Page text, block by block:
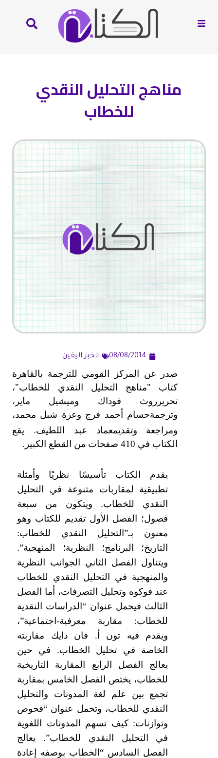
مناهج التحليل النقدي
للخطاب
08/08/2014 الخبر اليقين
صدر عن المركز القومي للترجمة بالقاهرة
كتاب "مناهج التحليل النقدي للخطاب"،
تحريرروث فوداك وميشيل ماير،
وترجمةحسام أحمد فرج وعزة شبل محمد،
ومراجعة وتقديمعماد عبد اللطيف. يقع
الكتاب في 410 صفحات من القطع الكبير.
يقدم الكتاب تأسيسًا نظريًا وأمثلة
تطبيقية لمقاربات متنوعة في التحليل
النقدي للخطاب. ويتكون من سبعة
فصول؛ الفصل الأول تقديم للكتاب وهو
معنون بـ”التحليل النقدي للخطاب:
التاريخ؛ البرنامج؛ النظرية؛ المنهجية”.
ويتناول الفصل الثاني الجوانب النظرية
والمنهجية في التحليل النقدي للخطاب
عند فوكوه وتحليل التصرفات، أما الفصل
الثالث فيحمل عنوان “الدراسات النقدية
للخطاب: مقاربة معرفية-اجتماعية”،
ويقدم فيه تون أ. فان دايك مقاربته
الخاصة في تحليل الخطاب. في حين
يعالج الفصل الرابع المقاربة التاريخية
للخطاب، يختص الفصل الخامس بمقاربة
تجمع بين علم لغة المدونات والتحليل
النقدي للخطاب، وتحمل عنوان “فحوص
وتوازنات: كيف تسهم المدونات اللغوية
في التحليل النقدي للخطاب”. يعالج
الفصل السادس “الخطاب بوصفه إعادة